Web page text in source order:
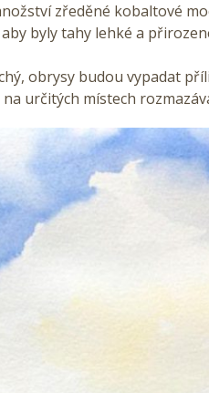
zředěné kobaltové
byly tahy lehké a
obrysy budou vypadat
určitých místech